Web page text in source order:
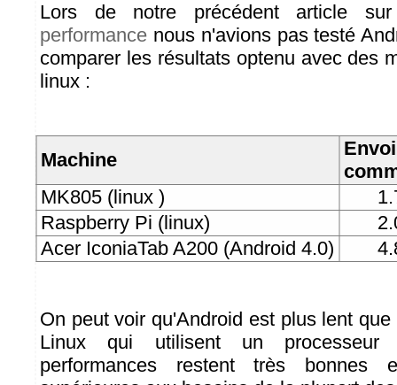
Lors de notre précédent article
performance nous n'avions pas testé
comparer les résultats optenu avec des
linux :
Machine
Envoi
MK805 (linux )
Raspberry Pi (linux)
Acer IconiaTab A200 (Android 4.0)
On peut voir qu'Android est plus lent
Linux qui utilisent un
performances restent très bonnes